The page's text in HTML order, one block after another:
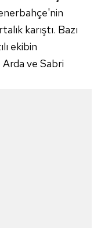
ilişkin detaylı bilgi
Bilgilendirme
Kanunu uyarınca
ve sitemizde
karıştı. Bazı
ekibin
Arda ve Sabri